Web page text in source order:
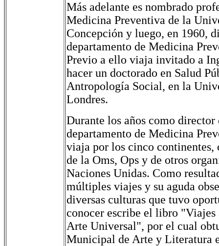
Más adelante es nombrado
Medicina Preventiva de la
Concepción y luego, en 1960,
departamento de Medicina
Previo a ello viaja invitado a
hacer un doctorado en Salud
Antropología Social, en la
Londres.
Durante los años como director
departamento de Medicina
viaja por los cinco continentes,
de la Oms, Ops y de otros
Naciones Unidas. Como
múltiples viajes y su aguda
diversas culturas que tuvo
conocer escribe el libro "Viajes
Arte Universal", por el cual
Municipal de Arte y Literatura